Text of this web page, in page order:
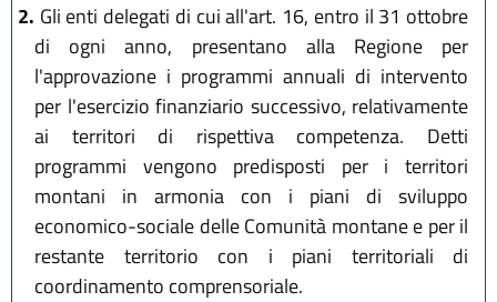
2. Gli enti delegati di cui all'art. 16, entro il 31 ottobre
di ogni anno, presentano alla Regione per
l'approvazione i programmi annuali di intervento
per l'esercizio finanziario successivo, relativamente
ai territori di rispettiva competenza. Detti
programmi vengono predisposti per i territori
montani in armonia con i piani di sviluppo
economico-sociale delle Comunità montane e per il
restante territorio con i piani territoriali di
coordinamento comprensoriale.